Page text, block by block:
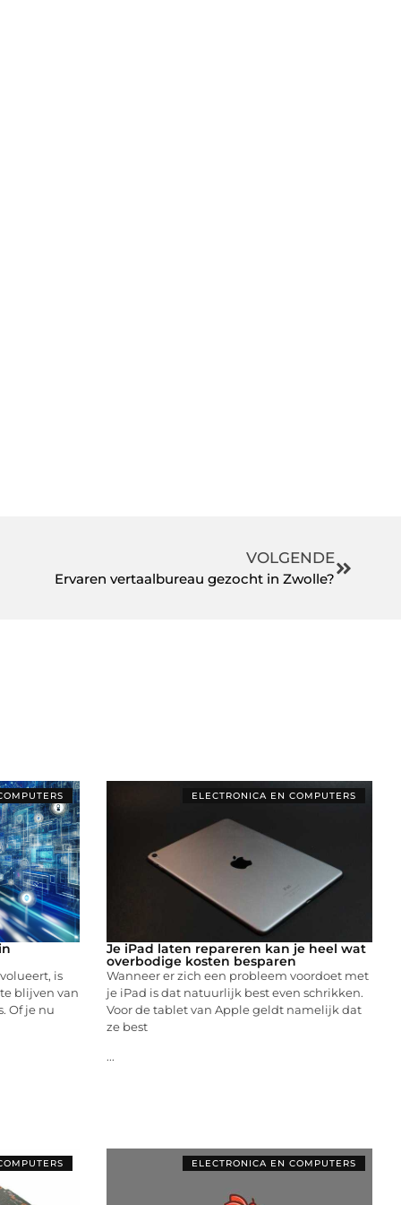
VOLGENDE
Ervaren vertaalbureau gezocht in Zwolle?
is
blijven van
Of je nu
ELECTRONICA EN COMPUTERS
Je iPad laten repareren kan je heel wat
overbodige kosten besparen
Wanneer er zich een probleem voordoet met
je iPad is dat natuurlijk best even schrikken.
Voor de tablet van Apple geldt namelijk dat
ze best
...
ELECTRONICA EN COMPUTERS